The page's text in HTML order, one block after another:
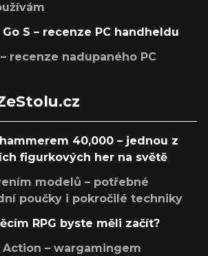
S – recenze PC handheldu
recenze nadupaného PC
40,000 – jednou z
figurkových her na světě
modelů – potřebné
poučky i pokročilé techniky
RPG byste měli začít?
– wargamingem